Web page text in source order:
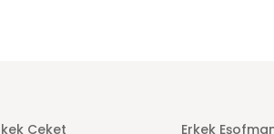
Ceket
Erkek